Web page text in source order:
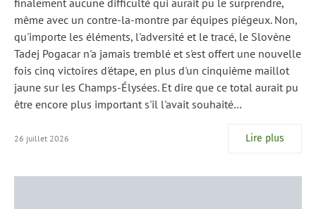
finalement aucune difficulté qui aurait pu le surprendre,
même avec un contre-la-montre par équipes piégeux. Non,
qu'importe les éléments, l'adversité et le tracé, le Slovène
Tadej Pogacar n'a jamais tremblé et s'est offert une nouvelle
fois cinq victoires d'étape, en plus d'un cinquième maillot
jaune sur les Champs-Élysées. Et dire que ce total aurait pu
être encore plus important s'il l'avait souhaité…
26 juillet 2026 Lire plus